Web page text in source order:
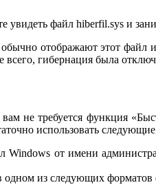
увидеть файл hiberfil.sys и
отображают этот файл
гибернация была
не требуется функция
использовать
Windows от имени
одном из следующих